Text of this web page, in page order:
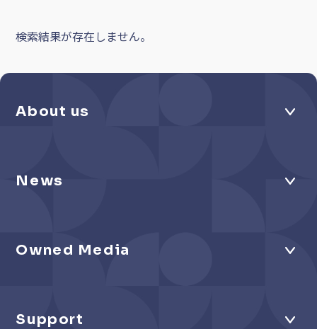
検索結果が存在しません。
About us
News
Owned Media
Support